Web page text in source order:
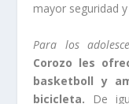
mayor seguridad
Para los
Corozo les
basketboll y
bicicleta. De